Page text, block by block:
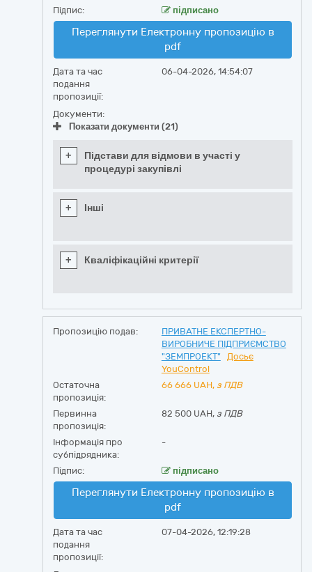
Підпис: підписано
Переглянути Електронну пропозицію в
pdf
Дата та час
подання
пропозиції:
06-04-2026, 14:54:07
Документи:
Показати документи (21)
+
Підстави для відмови в участі у
процедурі закупівлі
+ Інші
+ Кваліфікаційні критерії
Пропозицію подав:
ПРИВАТНЕ ЕКСПЕРТНО-
ВИРОБНИЧЕ ПІДПРИЄМСТВО
"ЗЕМПРОЕКТ"
Досьє
YouControl
Остаточна
пропозиція:
66 666 UAH, з ПДВ
Первинна
пропозиція:
82 500 UAH, з ПДВ
Інформація про
субпідрядника:
-
Підпис: підписано
Переглянути Електронну пропозицію в
pdf
Дата та час
подання
пропозиції:
07-04-2026, 12:19:28